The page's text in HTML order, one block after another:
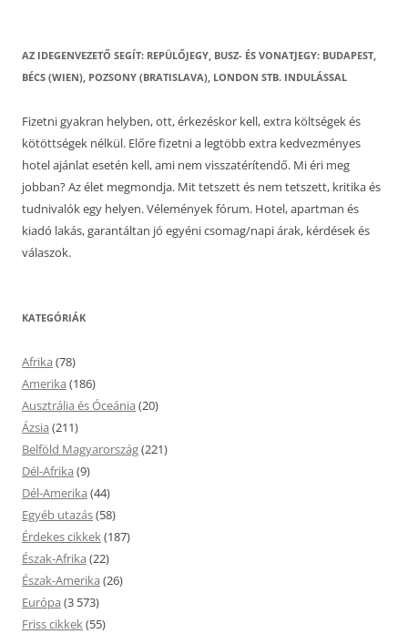
AZ IDEGENVEZETŐ SEGÍT: REPÜLŐJEGY, BUSZ- ÉS VONATJEGY: BUDAPEST,
BÉCS (WIEN), POZSONY (BRATISLAVA), LONDON STB. INDULÁSSAL
Fizetni gyakran helyben, ott, érkezéskor kell, extra költségek és
kötöttségek nélkül. Előre fizetni a legtöbb extra kedvezményes
hotel ajánlat esetén kell, ami nem visszatérítendő. Mi éri meg
jobban? Az élet megmondja. Mit tetszett és nem tetszett, kritika és
tudnivalók egy helyen. Vélemények fórum. Hotel, apartman és
kiadó lakás, garantáltan jó egyéni csomag/napi árak, kérdések és
válaszok.
KATEGÓRIÁK
Afrika (78)
Amerika (186)
Ausztrália és Óceánia (20)
Ázsia (211)
Belföld Magyarország(221)
Dél-Afrika (9)
Dél-Amerika (44)
Egyéb utazás(58)
Érdekes cikkek(187)
Észak-Afrika (22)
Észak-Amerika (26)
Európa (3 573)
Friss cikkek(55)